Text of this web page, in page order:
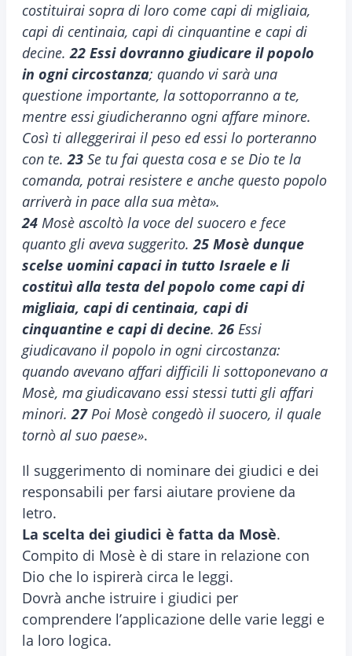
costituirai sopra di loro come capi di migliaia,
capi di centinaia, capi di cinquantine e capi di
decine.22 Essi dovranno giudicare il popolo
in ogni circostanza; quando vi sarà una
questione importante, la sottoporranno a te,
mentre essi giudicheranno ogni affare minore.
Così ti alleggerirai il peso ed essi lo porteranno
con te.23 Se tu fai questa cosa e se Dio te la
comanda, potrai resistere e anche questo popolo
arriverà in pace alla sua mèta».
24 Mosè ascoltò la voce del suocero e fece
quanto gli aveva suggerito.25 Mosè dunque
scelse uomini capaci in tutto Israele e li
costituì alla testa del popolo come capi di
migliaia, capi di centinaia, capi di
cinquantine e capi di decine.26 Essi
giudicavano il popolo in ogni circostanza:
quando avevano affari difficili li sottoponevano a
Mosè, ma giudicavano essi stessi tutti gli affari
minori.27Poi Mosè congedò il suocero, il quale
tornò al suo paese».
Il suggerimento di nominare dei giudici e dei
responsabili per farsi aiutare proviene da
Ietro.
La scelta dei giudici è fatta da Mosè.
Compito di Mosè è di stare in relazione con
Dio che lo ispirerà circa le leggi.
Dovrà anche istruire i giudici per
comprendere l’applicazione delle varie leggi e
la loro logica.